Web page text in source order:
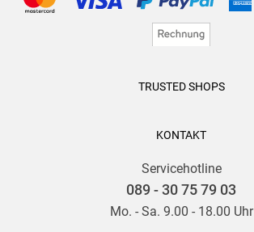
TRUSTED SHOPS
KONTAKT
Servicehotline
089 - 30 75 79 03
Mo. - Sa. 9.00 - 18.00 Uhr